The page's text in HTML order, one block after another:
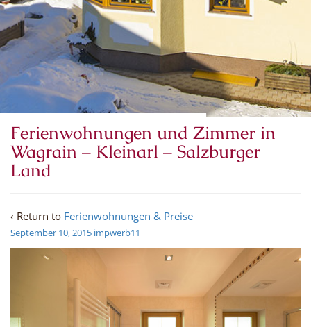
Ferienwohnungen und Zimmer in
Wagrain – Kleinarl – Salzburger
Land
‹ Return to Ferienwohnungen & Preise
September 10, 2015 impwerb11